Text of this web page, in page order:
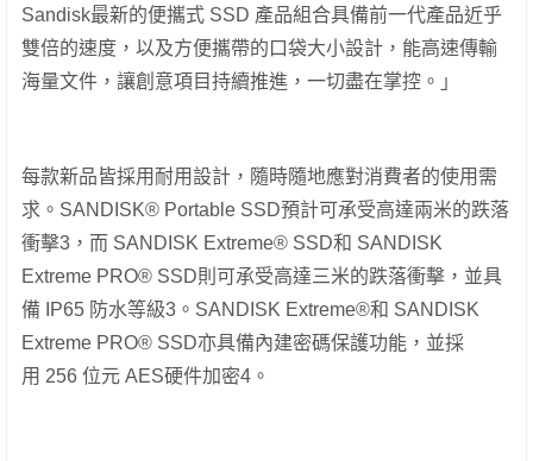
Sandisk最新的便攜式 SSD 產品組合具備前一代產品近乎
雙倍的速度，以及方便攜帶的口袋大小設計，能高速傳輸
海量文件，讓創意項目持續推進，一切盡在掌控。」
每款新品皆採用耐用設計，隨時隨地應對消費者的使用需
求。SANDISK® Portable SSD預計可承受高達兩米的跌落
衝擊3，而 SANDISK Extreme® SSD和 SANDISK
Extreme PRO® SSD則可承受高達三米的跌落衝擊，並具
備 IP65 防水等級3。SANDISK Extreme®和 SANDISK
Extreme PRO® SSD亦具備內建密碼保護功能，並採
用 256 位元 AES硬件加密4。